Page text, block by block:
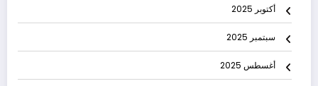
أكتوبر 2025
سبتمبر 2025
أغسطس 2025